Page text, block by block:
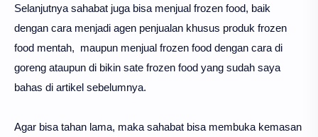
Selanjutnya sahabat juga bisa menjual frozen food, baik
dengan cara menjadi agen penjualan khusus produk frozen
food mentah, maupun menjual frozen food dengan cara di
goreng ataupun di bikin sate frozen food yang sudah saya
bahas di artikel sebelumnya.
Agar bisa tahan lama, maka sahabat bisa membuka kemasan